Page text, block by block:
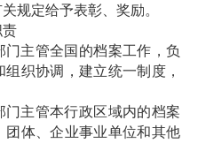
规定给予表彰、奖励。
主管全国的档案工作，负
织协调，建立统一制度，
主管本行政区域内的档案
团体、企业事业单位和其他